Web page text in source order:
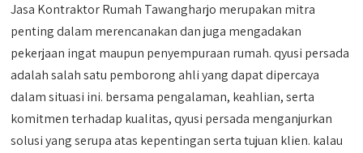
Jasa Kontraktor Rumah Tawangharjo merupakan mitra
penting dalam merencanakan dan juga mengadakan
pekerjaan ingat maupun penyempuraan rumah. qyusi persada
adalah salah satu pemborong ahli yang dapat dipercaya
dalam situasi ini. bersama pengalaman, keahlian, serta
komitmen terhadap kualitas, qyusi persada menganjurkan
solusi yang serupa atas kepentingan serta tujuan klien. kalau